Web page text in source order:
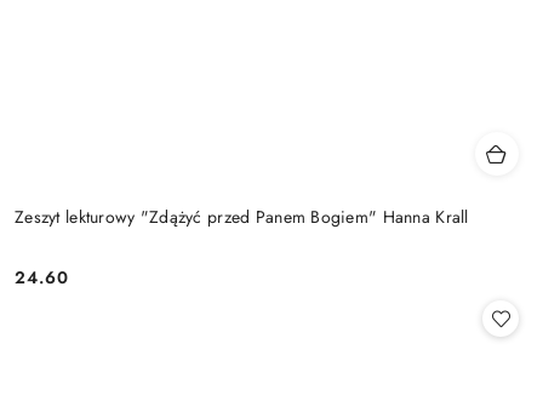
Zeszyt lekturowy "Zdążyć przed Panem Bogiem" Hanna Krall
Cena:
24.60